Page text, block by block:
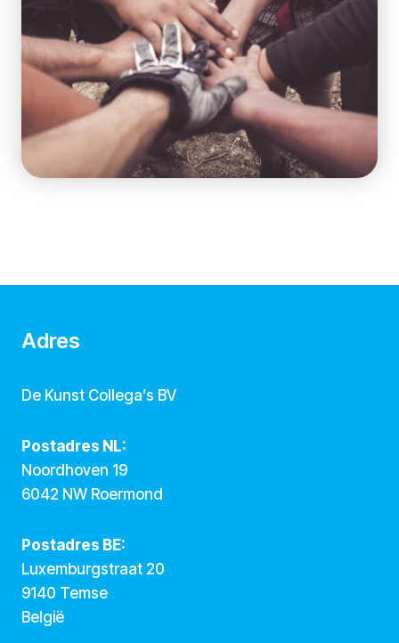
Adres
De Kunst Collega’s BV
Postadres NL:
Noordhoven 19
6042 NW Roermond
Postadres BE:
Luxemburgstraat 20
9140 Temse
België